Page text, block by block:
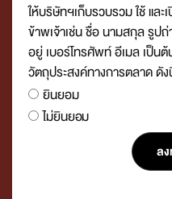
ให้บริษัทฯเก็บรวบรวม ใช้ แล
ข้าพเจ้าเช่น ชื่อ นามสกุล รูป
อยู่ เบอร์โทรศัพท์ อีเมล เป็น
วัตถุประสงค์ทางการตลาด ดั
ยินยอม
ไม่ยินยอม
ล